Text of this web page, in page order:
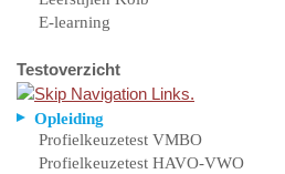
E-learning
Testoverzicht
Opleiding
Profielkeuzetest VMBO
Profielkeuzetest HAVO-VWO